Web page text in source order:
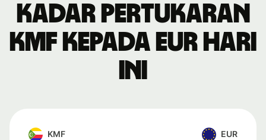
Kadar pertukaran
KMF kepada EUR hari
ini
KMF EUR